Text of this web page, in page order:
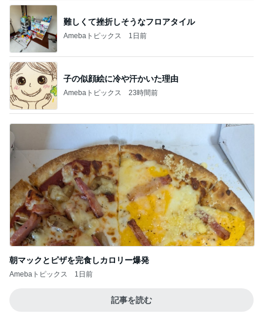
難しくて挫折しそうなフロアタイル
Amebaトピックス 1日前
子の似顔絵に冷や汗かいた理由
Amebaトピックス 23時間前
朝マックとピザを完食しカロリー爆発
Amebaトピックス 1日前
記事を読む